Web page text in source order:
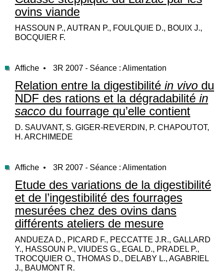
ovins viande
HASSOUN P., AUTRAN P., FOULQUIE D., BOUIX J.,
BOCQUIER F.
Affiche • 3R 2007 - Séance : Alimentation
Relation entre la digestibilité in vivo du
NDF des rations et la dégradabilité in
sacco du fourrage qu’elle contient
D. SAUVANT, S. GIGER-REVERDIN, P. CHAPOUTOT,
H. ARCHIMEDE
Affiche • 3R 2007 - Séance : Alimentation
Etude des variations de la digestibilité
et de l’ingestibilité des fourrages
mesurées chez des ovins dans
différents ateliers de mesure
ANDUEZA D., PICARD F., PECCATTE J.R., GALLARD
Y., HASSOUN P., VIUDES G., EGAL D., PRADEL P.,
TROCQUIER O., THOMAS D., DELABY L., AGABRIEL
J., BAUMONT R.